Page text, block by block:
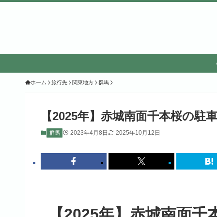
ホーム 旅行先 関東地方 群馬
【2025年】赤城南面千本桜の駐
群馬 2023年4月8日 2025年10月12日